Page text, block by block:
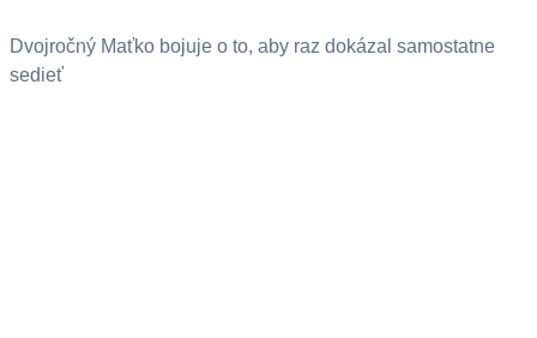
Dvojročný Maťko bojuje o to, aby raz dokázal samostatne
sedieť